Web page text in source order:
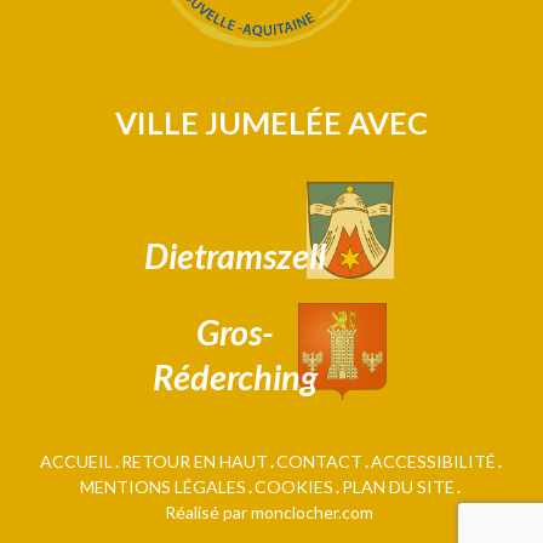
VILLE JUMELÉE AVEC
Dietramszell
Gros-
Réderching
ACCUEIL RETOUR EN HAUT CONTACT ACCESSIBILITÉ
MENTIONS LÉGALES COOKIES PLAN DU SITE
Réalisé par monclocher.com